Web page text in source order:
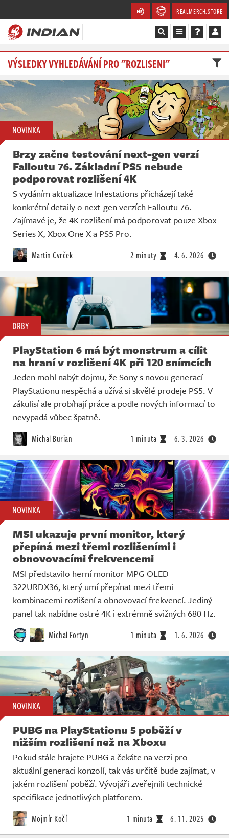
REALMERCH.STORE
Magazín
Recenze
Videa
Soutěže
Databáze
Komunita
Redakce
Živě
VÝSLEDKY VYHLEDÁVÁNÍ PRO "ROZLISENI"
NOVINKA
Brzy začne testování next-gen verzí
Falloutu 76. Základní PS5 nebude
podporovat rozlišení 4K
S vydáním aktualizace Infestations přicházejí také
konkrétní detaily o next-gen verzích Falloutu 76.
Zajímavé je, že 4K rozlišení má podporovat pouze Xbox
Series X, Xbox One X a PS5 Pro.
Martin Cvrček 2 minuty 4. 6. 2026
DRBY
PlayStation 6 má být monstrum a cílit
na hraní v rozlišení 4K při 120 snímcích
Jeden mohl nabýt dojmu, že Sony s novou generací
PlayStationu nespěchá a užívá si skvělé prodeje PS5. V
zákulisí ale probíhají práce a podle nových informací to
nevypadá vůbec špatně.
Michal Burian 1 minuta 6. 3. 2026
NOVINKA
MSI ukazuje první monitor, který
přepíná mezi třemi rozlišeními i
obnovovacími frekvencemi
MSI představilo herní monitor MPG OLED
322URDX36, který umí přepínat mezi třemi
kombinacemi rozlišení a obnovovací frekvencí. Jediný
panel tak nabídne ostré 4K i extrémně svižných 680 Hz.
Michal Fortyn 1 minuta 1. 6. 2026
NOVINKA
PUBG na PlayStationu 5 poběží v
nižším rozlišení než na Xboxu
Pokud stále hrajete PUBG a čekáte na verzi pro
aktuální generaci konzolí, tak vás určitě bude zajímat, v
jakém rozlišení poběží. Vývojáři zveřejnili technické
specifikace jednotlivých platforem.
Mojmír Kočí 1 minuta 6. 11. 2025